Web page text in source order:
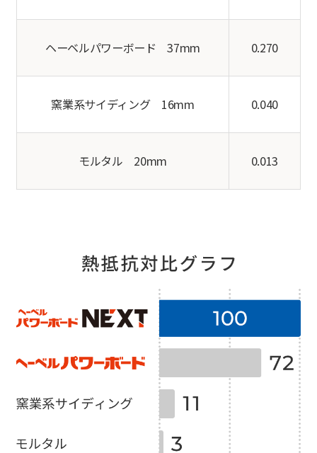
ヘーベルパワーボード 37mm 0.270
窯業系サイディング 16mm 0.040
モルタル 20mm 0.013